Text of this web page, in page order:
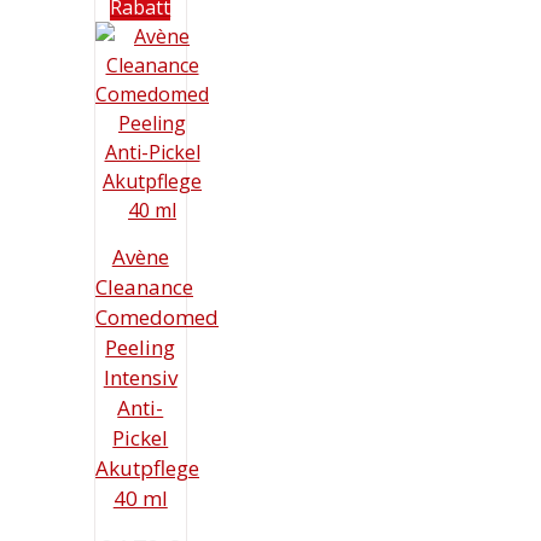
Rabatt
Avène
Cleanance
Comedomed
Peeling
Intensiv
Anti-
Pickel
Akutpflege
40 ml